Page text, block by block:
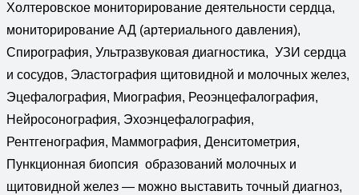
Холтеровское мониторирование деятельности сердца,
мониторирование АД (артериального давления),
Спирография, Ультразвуковая диагностика, УЗИ сердца
и сосудов, Эластография щитовидной и молочных желез,
Эцефалография, Миография, Реоэнцефалография,
Нейросонография, Эхоэнцефалография,
Рентгенография, Маммография, Денситометрия,
Пункционная биопсия образований молочных и
щитовидной желез — можно выставить точный диагноз,